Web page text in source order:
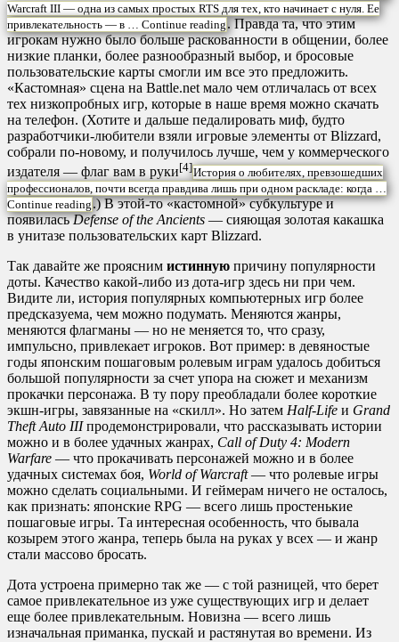
Warcraft III — одна из самых простых RTS для тех, кто начинает с нуля. Ее
привлекательность — в … Continue reading . Правда та, что этим
игрокам нужно было больше раскованности в общении, более
низкие планки, более разнообразный выбор, и бросовые
пользовательские карты смогли им все это предложить.
«Кастомная» сцена на Battle.net мало чем отличалась от всех
тех низкопробных игр, которые в наше время можно скачать
на телефон. (Хотите и дальше педалировать миф, будто
разработчики-любители взяли игровые элементы от Blizzard,
собрали по-новому, и получилось лучше, чем у коммерческого
издателя — флаг вам в руки[4]История о любителях, превзошедших
профессионалов, почти всегда правдива лишь при одном раскладе: когда …
Continue reading .) В этой-то «кастомной» субкультуре и
появиласьDefense of the Ancients — сияющая золотая какашка
в унитазе пользовательских карт Blizzard.
Так давайте же проясним истинную причину популярности
доты. Качество какой-либо из дота-игр здесь ни при чем.
Видите ли, история популярных компьютерных игр более
предсказуема, чем можно подумать. Меняются жанры,
меняются флагманы — но не меняется то, что сразу,
импульсно, привлекает игроков. Вот пример: в девяностые
годы японским пошаговым ролевым играм удалось добиться
большой популярности за счет упора на сюжет и механизм
прокачки персонажа. В ту пору преобладали более короткие
экшн-игры, завязанные на «скилл». Но затем Half-Life и Grand
Theft Auto IIIпродемонстрировали, что рассказывать истории
можно и в более удачных жанрах, Call of Duty 4: Modern
Warfare — что прокачивать персонажей можно и в более
удачных системах боя, World of Warcraft— что ролевые игры
можно сделать социальными. И геймерам ничего не осталось,
как признать: японские RPG — всего лишь простенькие
пошаговые игры. Та интересная особенность, что бывала
козырем этого жанра, теперь была на руках у всех — и жанр
стали массово бросать.
Дота устроена примерно так же — с той разницей, что берет
самое привлекательное из уже существующих игр и делает
еще более привлекательным. Новизна — всего лишь
изначальная приманка, пускай и растянутая во времени. Из